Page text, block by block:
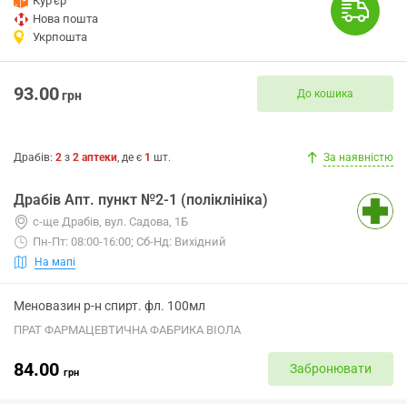
Нова пошта
Укрпошта
93.00грн До кошика
Драбів: 2 з 2 аптеки, де є 1 шт. За наявністю
Драбів Апт. пункт №2-1 (поліклініка)
с-ще Драбів, вул. Садова, 1Б
Пн-Пт: 08:00-16:00; Сб-Нд: Вихідний
На мапі
Меновазин р-н спирт. фл. 100мл
ПРАТ ФАРМАЦЕВТИЧНА ФАБРИКА ВІОЛА
84.00 грн Забронювати